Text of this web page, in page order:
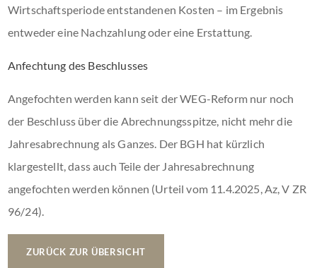
Wirtschaftsperiode entstandenen Kosten – im Ergebnis
entweder eine Nachzahlung oder eine Erstattung.
Anfechtung des Beschlusses
Angefochten werden kann seit der WEG-Reform nur noch
der Beschluss über die Abrechnungsspitze, nicht mehr die
Jahresabrechnung als Ganzes. Der BGH hat kürzlich
klargestellt, dass auch Teile der Jahresabrechnung
angefochten werden können (Urteil vom 11.4.2025, Az, V ZR
96/24).
ZURÜCK ZUR ÜBERSICHT